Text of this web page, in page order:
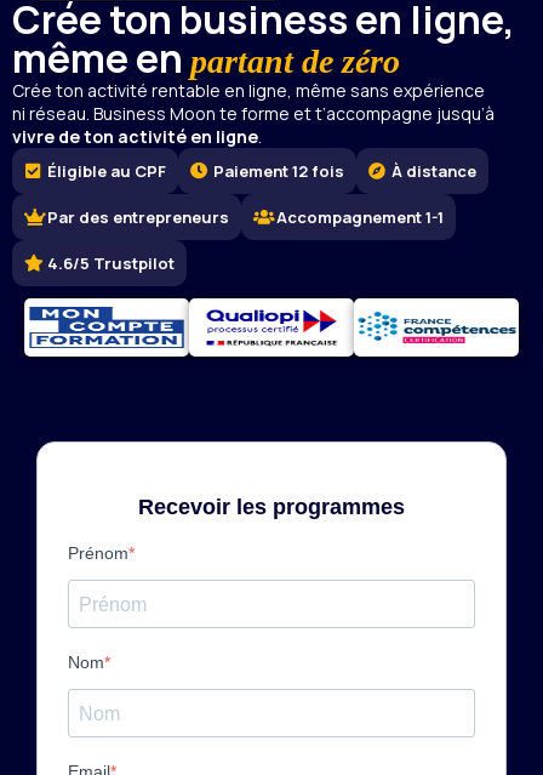
Crée ton business en ligne,
même en partant de zéro
Crée ton activité rentable en ligne, même sans expérience
ni réseau. Business Moon te forme et t’accompagne jusqu’à
vivre de ton activité en ligne.
Éligible au CPF Paiement 12 fois À distance
Par des entrepreneurs Accompagnement 1-1
4.6/5 Trustpilot